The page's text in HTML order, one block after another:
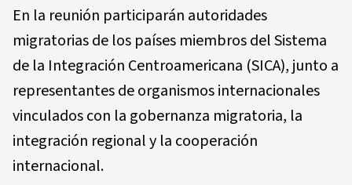
En la reunión participarán autoridades
migratorias de los países miembros del Sistema
de la Integración Centroamericana (SICA), junto a
representantes de organismos internacionales
vinculados con la gobernanza migratoria, la
integración regional y la cooperación
internacional.